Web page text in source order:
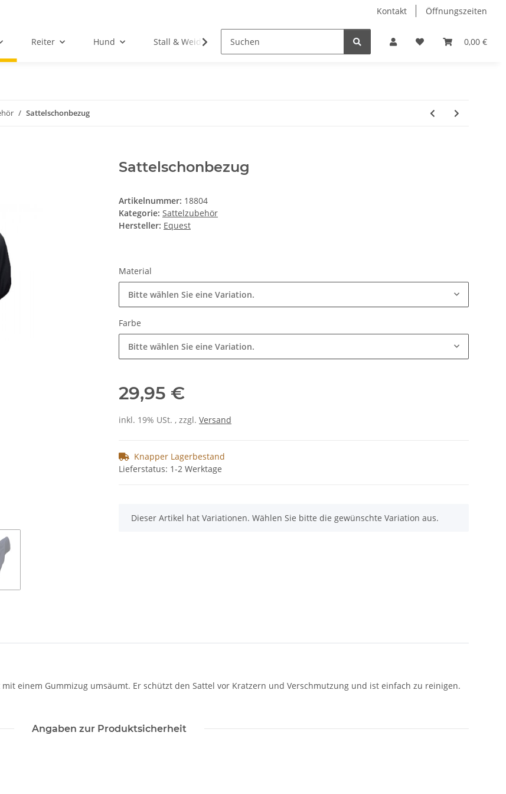
Kontakt Öffnungszeiten
0,00 €
Reiter Hund Stall & Weide Hobby Horse Dienstleistungen Geschenkartikel &
Sattelschonbezug
Sattelschonbezug
Artikelnummer: 18804
Kategorie: Sattelzubehör
Hersteller: Equest
Material
Bitte wählen Sie eine Variation.
Farbe
Bitte wählen Sie eine Variation.
29,95 €
inkl. 19% USt. , zzgl. Versand
Knapper Lagerbestand
Lieferstatus: 1-2 Werktage
x
Dieser Artikel hat Variationen. Wählen Sie bitte die gewünschte Variation aus.
einem Gummizug umsäumt. Er schützt den Sattel vor Kratzern und Verschmutzung und ist einfach zu reinigen.
Angaben zur Produktsicherheit